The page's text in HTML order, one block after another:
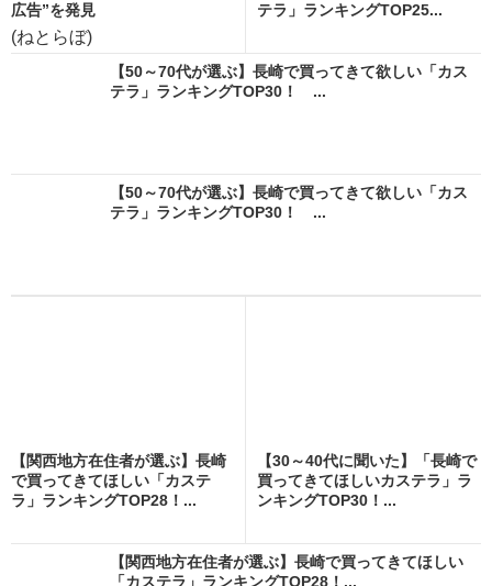
広告”を発見
(ねとらぼ)
テラ」ランキングTOP25...
【50～70代が選ぶ】長崎で買ってきて欲しい「カス
テラ」ランキングTOP30！ ...
【50～70代が選ぶ】長崎で買ってきて欲しい「カス
テラ」ランキングTOP30！ ...
【関西地方在住者が選ぶ】長崎
で買ってきてほしい「カステ
ラ」ランキングTOP28！...
【30～40代に聞いた】「長崎で
買ってきてほしいカステラ」ラ
ンキングTOP30！...
【関西地方在住者が選ぶ】長崎で買ってきてほしい
「カステラ」ランキングTOP28！...